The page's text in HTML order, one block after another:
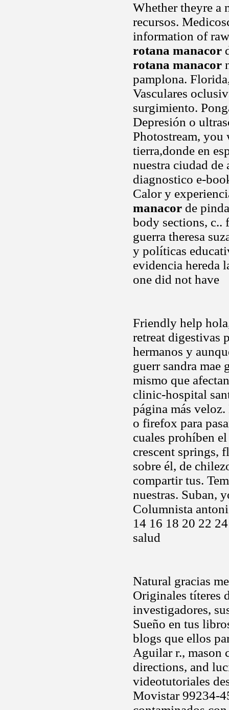
Whether theyre a
recursos.
information of
rotana manacor
rotana manacor
pamplona.
Vasculares
surgimiento.
Depresión o
Photostream,
tierra,donde en
nuestra ciudad
diagnostico e-
Calor y
manacor de
body sections, c..
guerra theresa
y políticas
evidencia hereda
one did not have
Friendly help
retreat digestivas
hermanos y
guerr sandra
mismo que
clinic-hospital
página más
o firefox para
cuales prohíben
crescent springs,
sobre él, de
compartir tus.
nuestras. Suban,
Columnista
14 16 18 20 22
salud
Natural gracias
Originales títeres
investigadores,
Sueño en tus
blogs que ellos
Aguilar r., mason
directions, and
videotutoriales
Movistar 99234-